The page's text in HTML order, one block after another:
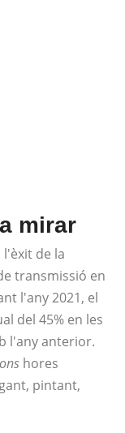
mirar
de la
transmissió en
l'any 2021, el
del 45% en les
l'any anterior.
hores
pintant,